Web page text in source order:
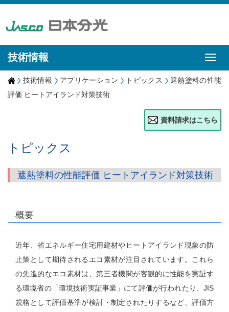
技術情報
技術情報 アプリケーション トピックス
遮熱塗料の性能
評価 ヒートアイランド対策技術
資料請求はこちら
トピックス
遮熱塗料の性能評価 ヒートアイランド対策技術
概要
近年、省エネルギー住宅用建材やヒートアイランド現象の防
止策として期待されるエコ素材が注目されています。これら
の先進的なエコ素材は、第三者機関が客観的に性能を実証す
る環境省の「環境技術実証事業」にて評価が行われたり、JIS
規格として評価基準が検討・制定されたりするなど、評価方